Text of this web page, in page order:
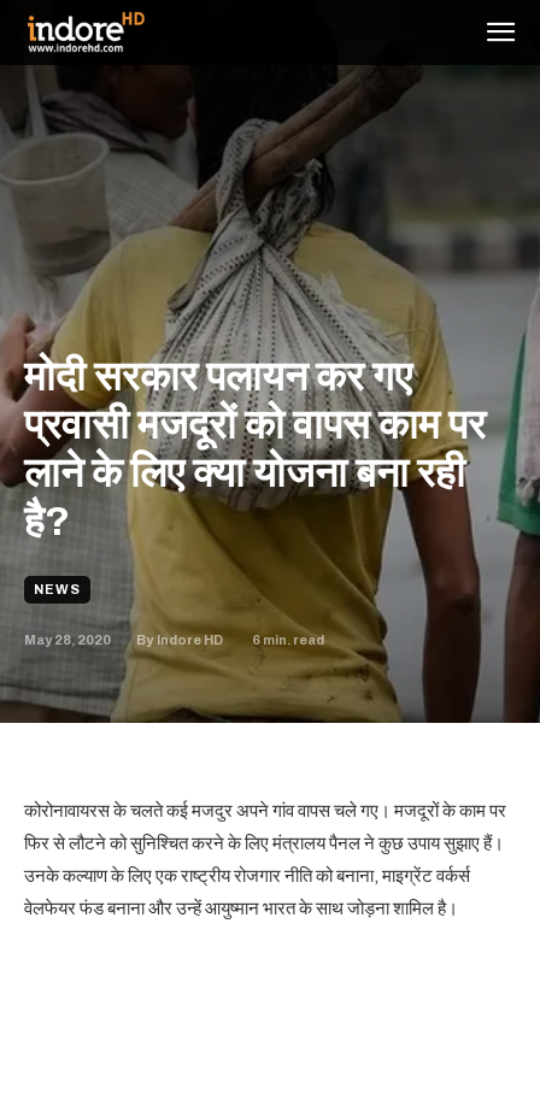
मोदी सरकार पलायन कर गए
प्रवासी मजदूरों को वापस काम पर
लाने के लिए क्या योजना बना रही
है?
NEWS
May 28, 2020 By Indore HD 6 min. read
कोरोनावायरस के चलते कई मजदुर अपने गांव वापस चले गए। मजदूरों के काम पर
फिर से लौटने को सुनिश्चित करने के लिए मंत्रालय पैनल ने कुछ उपाय सुझाए हैं।
उनके कल्याण के लिए एक राष्ट्रीय रोजगार नीति को बनाना, माइग्रेंट वर्कर्स
वेलफेयर फंड बनाना और उन्हें आयुष्मान भारत के साथ जोड़ना शामिल है।